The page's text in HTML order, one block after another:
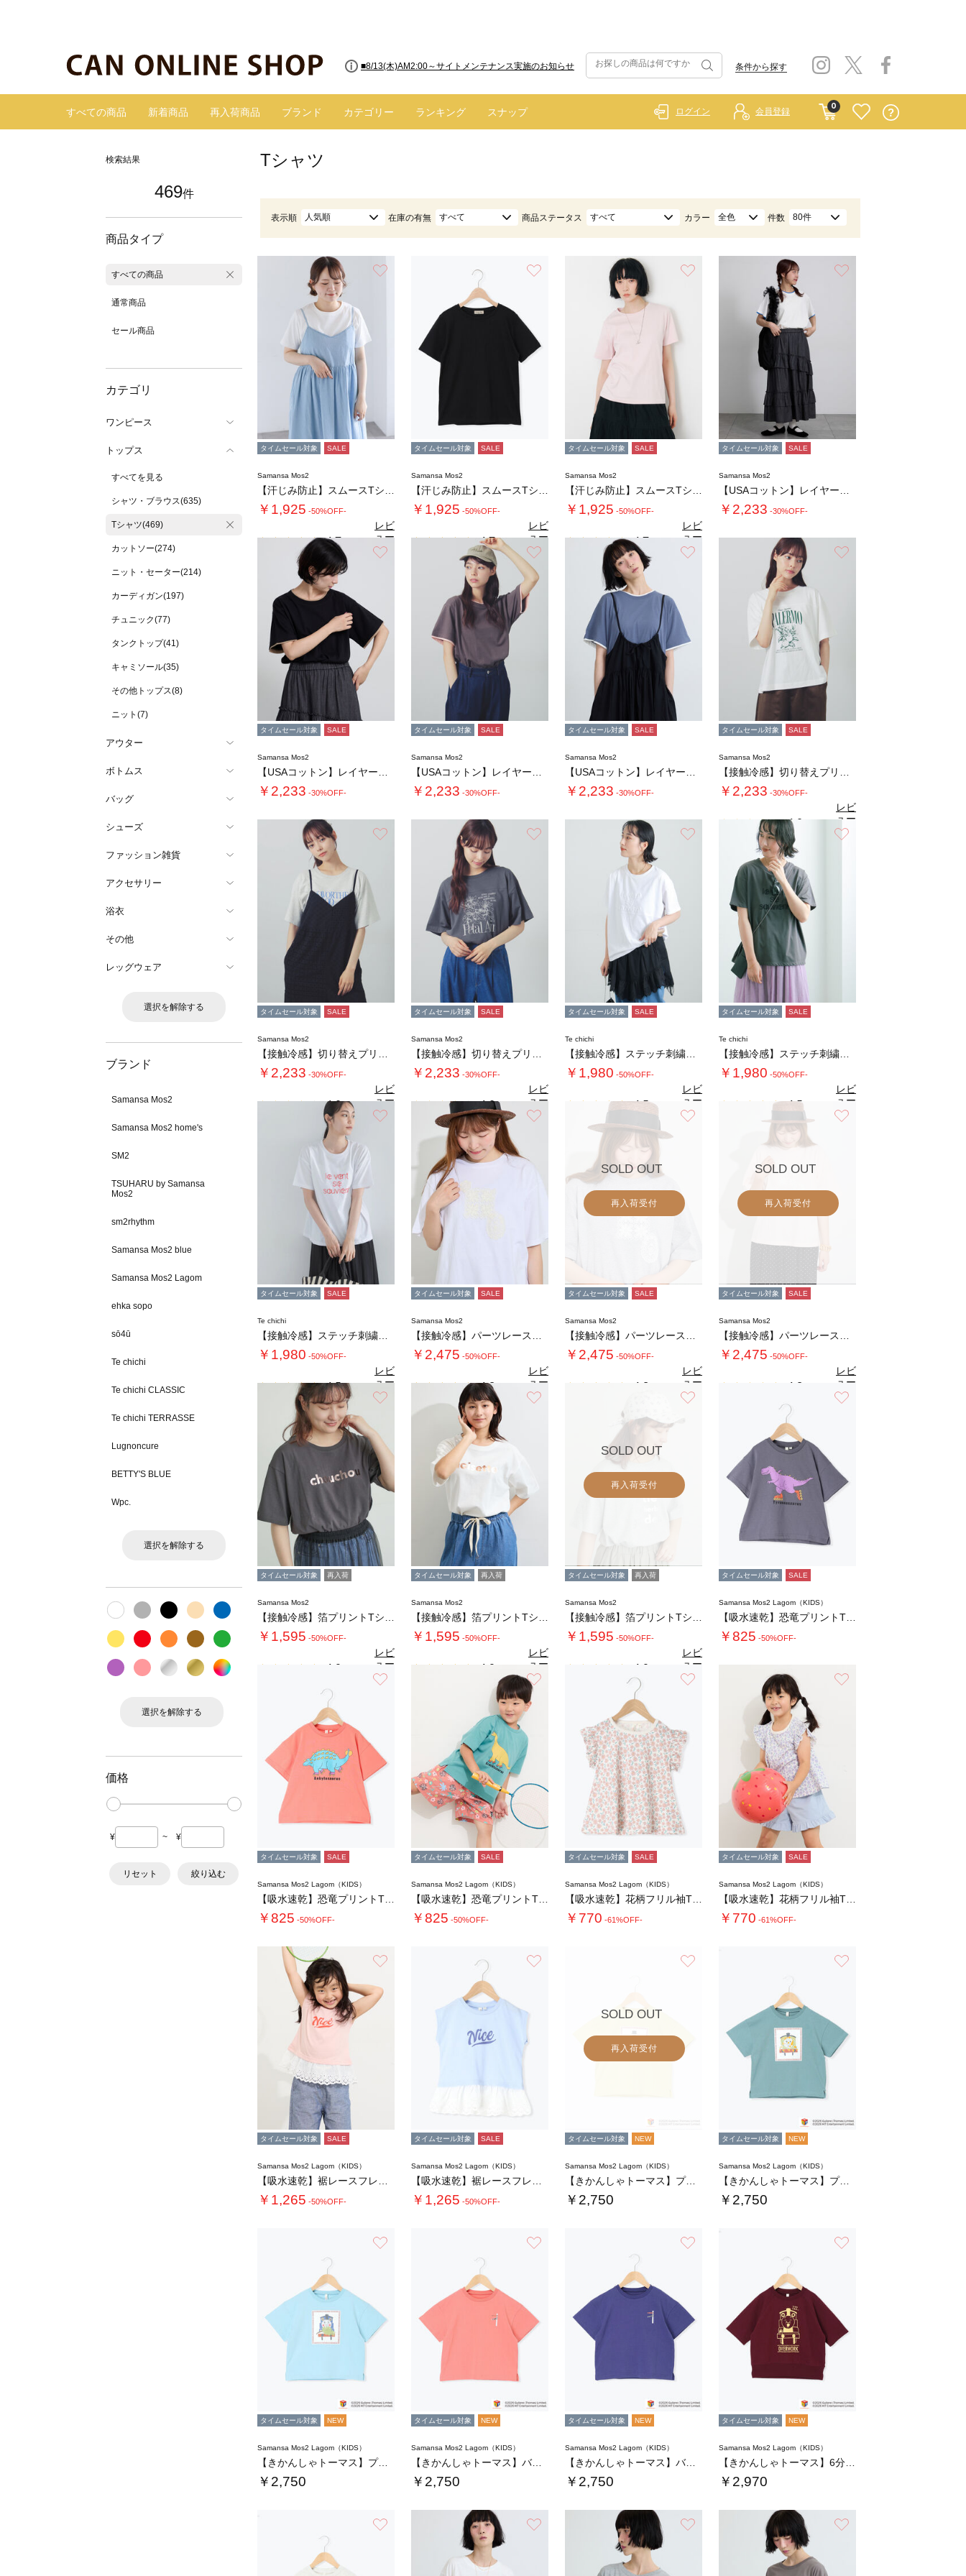
■8/13(木)AM2:00～サイトメンテナンス実施のお知らせ
■【お知らせ】ヤマト運輸の配送遅延・停止について 条件から探す
すべての商品 新着商品 再入荷商品 ブランド カテゴリー ランキング スナップ
0
ログイン 会員登録
検索結果
469件
商品タイプ
すべての商品
通常商品
セール商品
カテゴリ
ワンピース
トップス
すべてを見る
シャツ・ブラウス(635)
Tシャツ(469)
カットソー(274)
ニット・セーター(214)
カーディガン(197)
チュニック(77)
タンクトップ(41)
キャミソール(35)
その他トップス(8)
ニット(7)
アウター
ボトムス
バッグ
シューズ
ファッション雑貨
アクセサリー
浴衣
その他
レッグウェア
選択を解除する
ブランド
Samansa Mos2
Samansa Mos2 home's
SM2
TSUHARU by Samansa
Mos2
sm2rhythm
Samansa Mos2 blue
Samansa Mos2 Lagom
ehka sopo
sō4ū
Te chichi
Te chichi CLASSIC
Te chichi TERRASSE
Lugnoncure
BETTY'S BLUE
Wpc.
選択を解除する
選択を解除する
価格
¥ ~ ¥
リセット 絞り込む
Tシャツ
表示順 人気順 在庫の有無 すべて 商品ステータス すべて カラー 全色 件数 80件
タイムセール対象 SALE
Samansa Mos2
￥1,925 -50%OFF-
4.7（3）
レビ
ュー
を見
る
タイムセール対象 SALE
Samansa Mos2
￥1,925 -50%OFF-
4.7（3）
レビ
ュー
を見
る
タイムセール対象 SALE
Samansa Mos2
￥1,925 -50%OFF-
4.7（3）
レビ
ュー
を見
る
タイムセール対象 SALE
Samansa Mos2
￥2,233 -30%OFF-
タイムセール対象 SALE
Samansa Mos2
￥2,233 -30%OFF-
タイムセール対象 SALE
Samansa Mos2
￥2,233 -30%OFF-
タイムセール対象 SALE
Samansa Mos2
￥2,233 -30%OFF-
タイムセール対象 SALE
Samansa Mos2
￥2,233 -30%OFF-
4.0 （1）
レビ
ュー
を見
る
タイムセール対象 SALE
Samansa Mos2
￥2,233 -30%OFF-
4.0（1）
レビ
ュー
を見
る
タイムセール対象 SALE
Samansa Mos2
￥2,233 -30%OFF-
4.0（1）
レビ
ュー
を見
る
タイムセール対象 SALE
Te chichi
￥1,980 -50%OFF-
4.5（2）
レビ
ュー
を見
る
タイムセール対象 SALE
Te chichi
￥1,980 -50%OFF-
4.5（2）
レビ
ュー
を見
る
タイムセール対象 SALE
Te chichi
￥1,980 -50%OFF-
4.5（2）
レビ
ュー
を見
る
タイムセール対象 SALE
Samansa Mos2
￥2,475 -50%OFF-
4.8（8）
レビ
ュー
を見
る
SOLD OUT
再入荷受付
タイムセール対象 SALE
Samansa Mos2
￥2,475 -50%OFF-
4.8
レビ
ュー
を見
る
SOLD OUT
再入荷受付
タイムセール対象 SALE
Samansa Mos2
￥2,475 -50%OFF-
4.8
レビ
ュー
を見
る
タイムセール対象 再入荷
Samansa Mos2
￥1,595 -50%OFF-
4.9
レビ
ュー
を見
る
タイムセール対象 再入荷
Samansa Mos2
￥1,595 -50%OFF-
4.9
レビ
ュー
を見
る
SOLD OUT
再入荷受付
タイムセール対象 再入荷
Samansa Mos2
￥1,595 -50%OFF-
4.9
レビ
ュー
を見
る
タイムセール対象 SALE
Samansa Mos2 Lagom（KIDS）
￥825 -50%OFF-
タイムセール対象 SALE
Samansa Mos2 Lagom（KIDS）
￥825 -50%OFF-
タイムセール対象 SALE
Samansa Mos2 Lagom（KIDS）
￥825 -50%OFF-
タイムセール対象 SALE
Samansa Mos2 Lagom（KIDS）
￥770 -61%OFF-
タイムセール対象 SALE
Samansa Mos2 Lagom（KIDS）
￥770 -61%OFF-
タイムセール対象 SALE
Samansa Mos2 Lagom（KIDS）
￥1,265 -50%OFF-
タイムセール対象 SALE
Samansa Mos2 Lagom（KIDS）
￥1,265 -50%OFF-
SOLD OUT
再入荷受付
タイムセール対象 NEW
Samansa Mos2 Lagom（KIDS）
【きかんしゃトーマス】プリントTシャツ
￥2,750
タイムセール対象 NEW
Samansa Mos2 Lagom（KIDS）
【きかんしゃトーマス】プリントTシャツ
￥2,750
タイムセール対象 NEW
Samansa Mos2 Lagom（KIDS）
【きかんしゃトーマス】プリントTシャツ
￥2,750
タイムセール対象 NEW
Samansa Mos2 Lagom（KIDS）
【きかんしゃトーマス】バックプリントTシャツ…
￥2,750
タイムセール対象 NEW
Samansa Mos2 Lagom（KIDS）
【きかんしゃトーマス】バックプリントTシャツ…
￥2,750
タイムセール対象 NEW
Samansa Mos2 Lagom（KIDS）
￥2,970